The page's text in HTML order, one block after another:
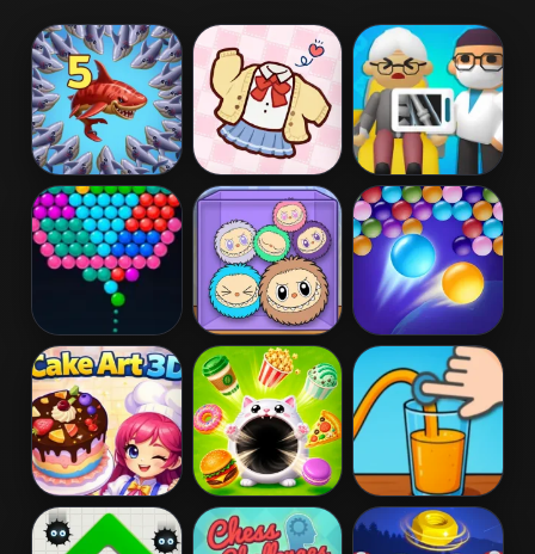
Mergest
Kingdom
Small
Wardrobe
Hospital Inc
Bubble Shooter
Classic
Labuba Merge Endless
Bubbles
Cake Art 3D Hole Puzzle Fill The Glass
With Juice